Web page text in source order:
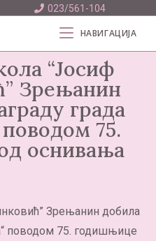
023/561-104
НАВИГАЦИЈА
“Јосиф
Зрењанин
града
75.
оснивања
Зрењанин добила
поводом 75. годишњице